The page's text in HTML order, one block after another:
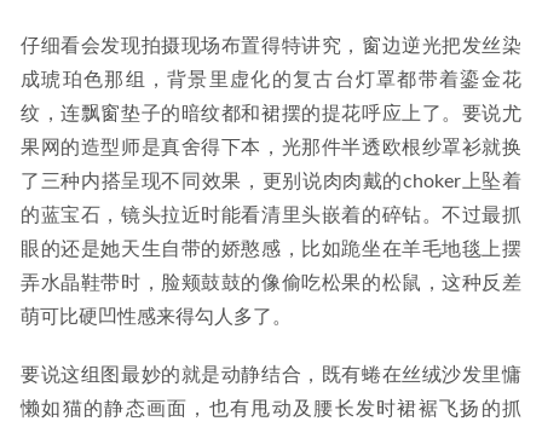
仔细看会发现拍摄现场布置得特讲究，窗边逆光把发丝染
成琥珀色那组，背景里虚化的复古台灯罩都带着鎏金花
纹，连飘窗垫子的暗纹都和裙摆的提花呼应上了。要说尤
果网的造型师是真舍得下本，光那件半透欧根纱罩衫就换
了三种内搭呈现不同效果，更别说肉肉戴的choker上坠着
的蓝宝石，镜头拉近时能看清里头嵌着的碎钻。不过最抓
眼的还是她天生自带的娇憨感，比如跪坐在羊毛地毯上摆
弄水晶鞋带时，脸颊鼓鼓的像偷吃松果的松鼠，这种反差
萌可比硬凹性感来得勾人多了。
要说这组图最妙的就是动静结合，既有蜷在丝绒沙发里慵
懒如猫的静态画面，也有甩动及腰长发时裙裾飞扬的抓